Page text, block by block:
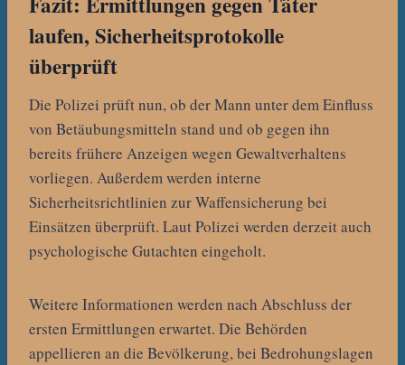
laufen, Sicherheitsprotokolle
überprüft
Die Polizei prüft nun, ob der Mann unter dem Einfluss
von Betäubungsmitteln stand und ob gegen ihn
bereits frühere Anzeigen wegen Gewaltverhaltens
vorliegen. Außerdem werden interne
Sicherheitsrichtlinien zur Waffensicherung bei
Einsätzen überprüft. Laut Polizei werden derzeit auch
psychologische Gutachten eingeholt.
Weitere Informationen werden nach Abschluss der
ersten Ermittlungen erwartet. Die Behörden
appellieren an die Bevölkerung, bei Bedrohungslagen